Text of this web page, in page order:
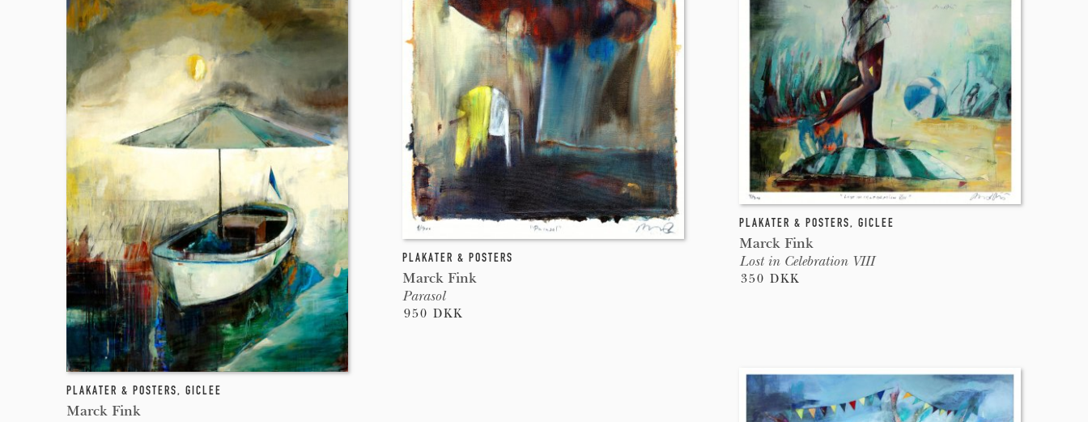
PLAKATER & POSTERS, GICLEE
Marck Fink
Lost in Celebration VIII
350 DKK
PLAKATER & POSTERS
Marck Fink
Parasol
950 DKK
PLAKATER & POSTERS, GICLEE
Marck Fink